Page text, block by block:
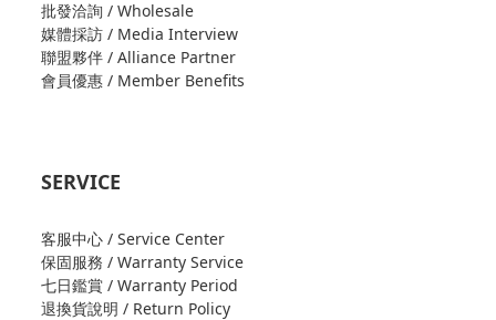
批發洽詢 / Wholesale
媒體採訪 / Media Interview
聯盟夥伴 / Alliance Partner
會員優惠 / Member Benefits
SERVICE
客服中心 / Service Center
保固服務 / Warranty Service
七日鑑賞 / Warranty Period
退換貨說明 / Return Policy